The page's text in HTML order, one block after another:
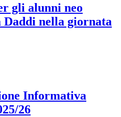
gli alunni neo
nella giornata
Informativa
26